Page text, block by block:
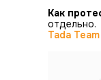
Как
отдельно.
Tada Team